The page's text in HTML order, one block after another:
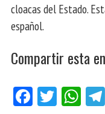
cloacas del Estado.
español.
Compartir esta
Fa Tw W